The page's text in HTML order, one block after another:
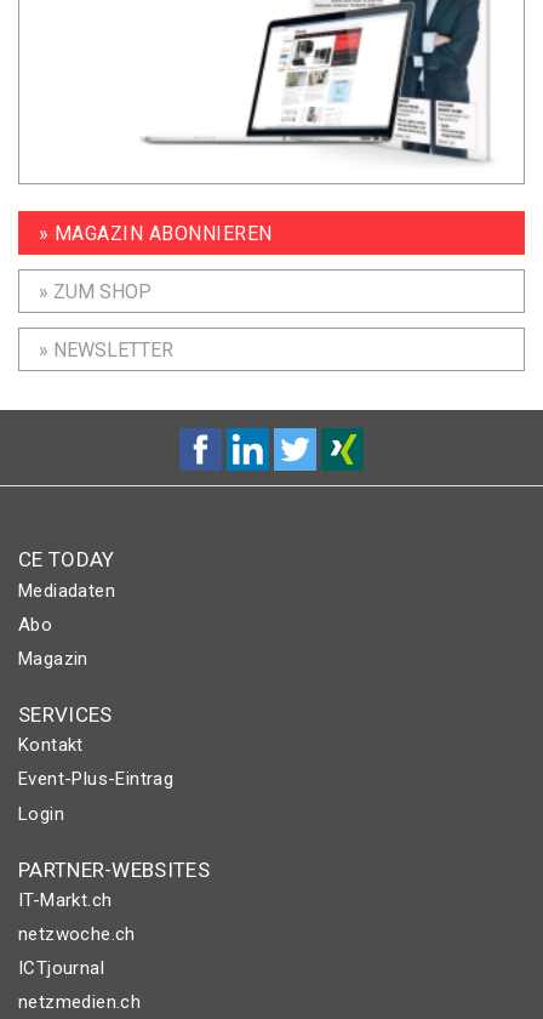
» MAGAZIN ABONNIEREN
» ZUM SHOP
» NEWSLETTER
CE TODAY
Mediadaten
Abo
Magazin
SERVICES
Kontakt
Event-Plus-Eintrag
Login
PARTNER-WEBSITES
IT-Markt.ch
netzwoche.ch
ICTjournal
netzmedien.ch